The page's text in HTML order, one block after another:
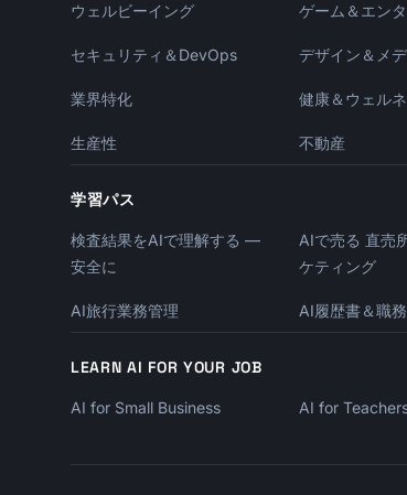
ウェルビーイング ゲーム＆エン
セキュリティ＆DevOps デザイン＆メ
業界特化 健康＆ウェル
生産性 不動産
学習パス
検査結果をAIで理解する —
安全に
AIで売る 直売
ケティング
AI旅行業務管理 AI履歴書＆職
LEARN AI FOR YOUR JOB
AI for Small Business AI for